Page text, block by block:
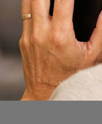
In
een
geen
en